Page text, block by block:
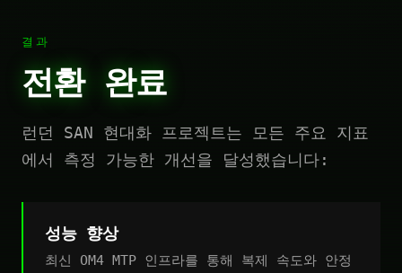
결과
전환 완료
런던 SAN 현대화 프로젝트는 모든 주요 지표
에서 측정 가능한 개선을 달성했습니다:
성능 향상
최신 OM4 MTP 인프라를 통해 복제 속도와 안정